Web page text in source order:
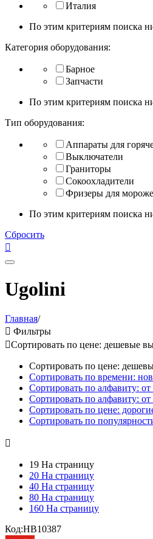
Италия
По этим критериям поиска
Категория оборудования:
Барное
Запчасти
По этим критериям поиска
Тип оборудования:
Аппараты для
Выключатели
Граниторы
Сокоохладители
Фризеры для
По этим критериям поиска
Сбросить

Ugolini
Главная/
 Фильтры
Сортировать по цене: дешевые
Сортировать по цене:
Сортировать по времени:
Сортировать по алфавиту:
Сортировать по алфавиту:
Сортировать по цене:
Сортировать по

19 На страницу
20 На страницу
40 На страницу
80 На страницу
160 На страницу
Код:HB10387